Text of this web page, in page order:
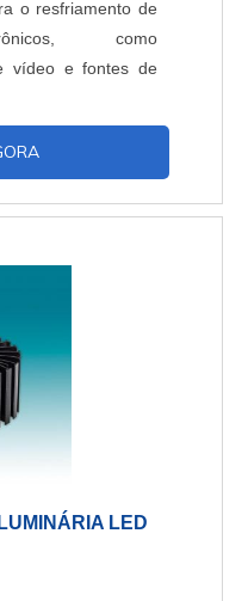
o resfriamento de
como
vídeo e fontes de
LED